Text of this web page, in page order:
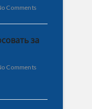
Comments
за
Comments